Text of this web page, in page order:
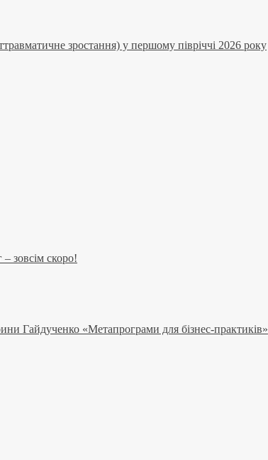
зростання) у першому півріччі 2026 року
зовсім скоро!
Гайдученко «Метапрограми для бізнес-практиків»